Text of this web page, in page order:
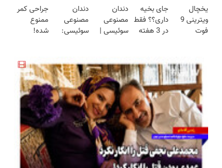
ایران در
باشگاه
انقلاب
هفته!!😍
ساخت!!!
ساخت!!!
یخچال
ویترینی 9
فوت
جای بخیه
داری؟؟ فقط
در 3 هفته
دندان
مصنوعی
سوئیسی |
طبیعی!
ویزیت
رایگان+پرداخت
اقساطی😍
دندان
مصنوعی
سوئیسی:
اروپا، سبک
و مقاوم |
پرداخت
قسطی
جراحی کمر
ممنوع
شده!
منزل درمان
کنی؟
((پرسش‌نامه))